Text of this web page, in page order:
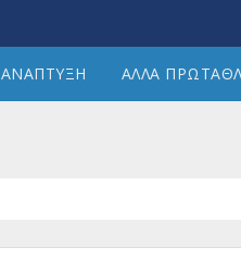
ΑΝΑΠΤΥΞΗ ΑΛΛΑ